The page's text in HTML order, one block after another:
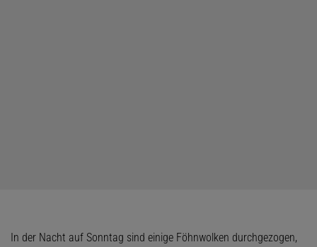
In der Nacht auf Sonntag sind einige Föhnwolken durchgezogen,